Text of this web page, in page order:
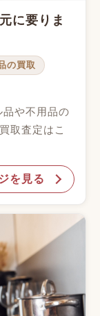
に要りま
の買取
品や不用品の
取査定はこ
を見る